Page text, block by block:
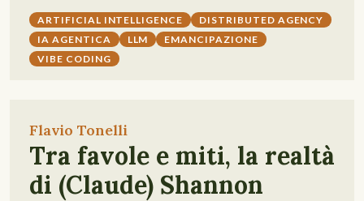
ARTIFICIAL INTELLIGENCE
DISTRIBUTED AGENCY
IA AGENTICA
LLM
EMANCIPAZIONE
VIBE CODING
Flavio Tonelli
Tra favole e miti, la realtà
di (Claude) Shannon